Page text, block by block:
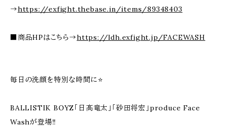
→https://exfight.thebase.in/items/89348403
■商品HPはこちら→https://ldh.exfight.jp/FACEWASH
毎日の洗顔を特別な時間に⭐️
BALLISTIK BOYZ「日髙竜太」「砂田将宏」produce Face
Washが登場!!